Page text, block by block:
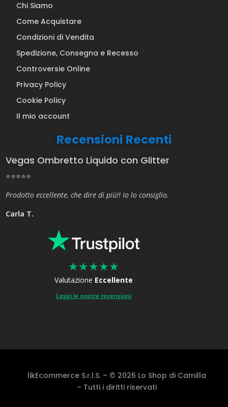
Chi Siamo
Come Acquistare
Condizioni di Vendita
Spedizione, Consegna e Recesso
Controversie Online
Privacy Policy
Cookie Policy
Il mio account
Recensioni Recenti
Vegas Ombretto Liquido con Glitter
⭐⭐⭐⭐⭐
Prodotto eccellente, che dire di più!! Io lo consiglio.
Carla T.
★★★★★
Valutazione Eccellente
Leggi le nostre recensioni
likEcommerce S.r.l.S. – © 2026 Lo Shop di Camilla
– Tutti i diritti riservati